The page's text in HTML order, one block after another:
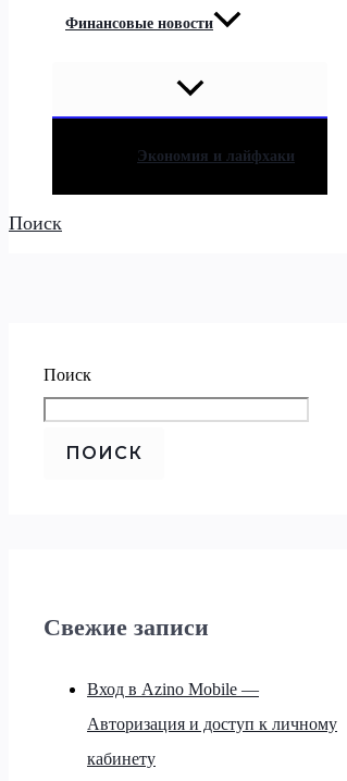
Финансовые новости
Экономия и лайфхаки
Поиск
Поиск
ПОИСК
Свежие записи
Вход в Azino Mobile —
Авторизация и доступ к личному
кабинету